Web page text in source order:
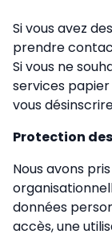
Si vous avez
prendre
Si vous ne
services
vous
Protection
Nous avons
données
accès, une